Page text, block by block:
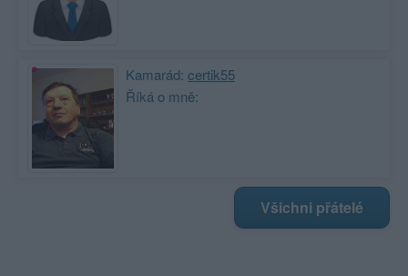
Kamarád: certik55
Říká o mně:
Všichni přátelé